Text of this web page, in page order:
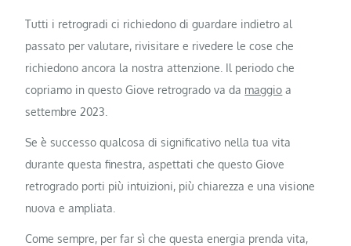
Tutti i retrogradi ci richiedono di guardare indietro al
passato per valutare, rivisitare e rivedere le cose che
richiedono ancora la nostra attenzione. Il periodo che
copriamo in questo Giove retrogrado va da maggio a
settembre 2023.
Se è successo qualcosa di significativo nella tua vita
durante questa finestra, aspettati che questo Giove
retrogrado porti più intuizioni, più chiarezza e una visione
nuova e ampliata.
Come sempre, per far sì che questa energia prenda vita,